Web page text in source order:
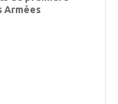
Armées